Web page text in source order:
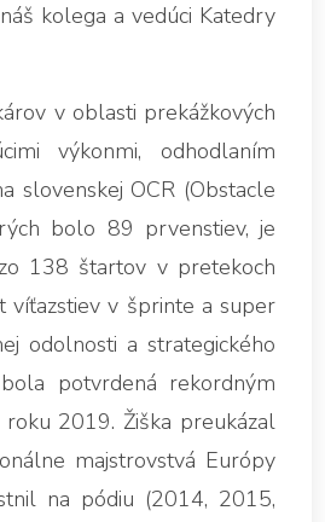
kolega a vedúci Katedry
v oblasti prekážkových
výkonmi, odhodlaním
slovenskej OCR (Obstacle
bolo 89 prvenstiev, je
138 štartov v pretekoch
víťazstiev v šprinte a super
odolnosti a strategického
potvrdená rekordným
2019. Žiška preukázal
majstrovstvá Európy
na pódiu (2014, 2015,